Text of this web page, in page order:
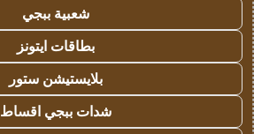
شعبية ببجي
بطاقات ايتونز
بلايستيشن ستور
شدات ببجي اقساط